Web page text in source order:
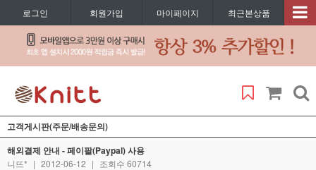
로그인 회원가입 마이페이지 최근본상품
고객게시판(주문/배송문의)
해외결제 안내 - 페이팔(Paypal) 사용
니뜨* | 2012-06-12 | 조회수 60714